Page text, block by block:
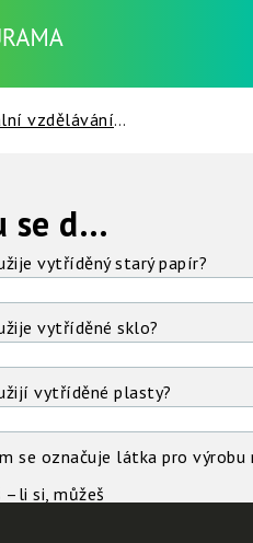
PŘIHLÁSIT SE
vzdělávání
K čemu se dá odpad využít ?
vytříděný starý papír?
vytříděné sklo?
vytříděné plasty?
se označuje látka pro
–li si, můžeš